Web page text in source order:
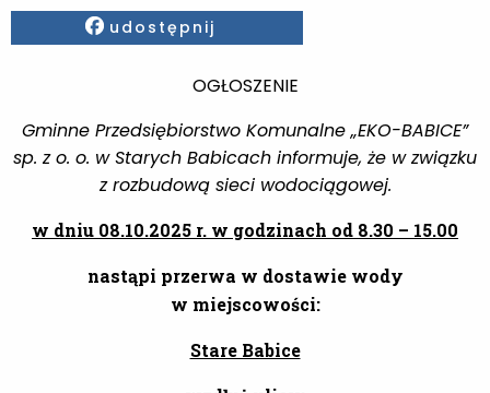
Facebook
udostępnij
OGŁOSZENIE
Gminne Przedsiębiorstwo Komunalne „EKO-BABICE”
sp. z o. o. w Starych Babicach informuje, że w związku
z rozbudową sieci wodociągowej.
w dniu 08.10.2025 r. w godzinach od 8.30 – 15.00
nastąpi przerwa w dostawie wody
w miejscowości:
Stare Babice